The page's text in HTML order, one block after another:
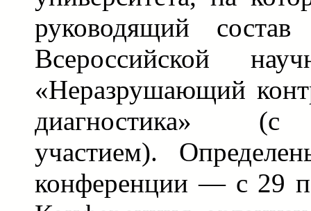
руководящий
Всероссийской
«Неразрушающий
диагностика» (с
участием).
конференции — с 29